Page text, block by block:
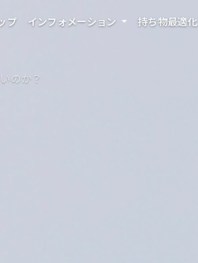
プ インフォメーション 持ち物最適化
のか？